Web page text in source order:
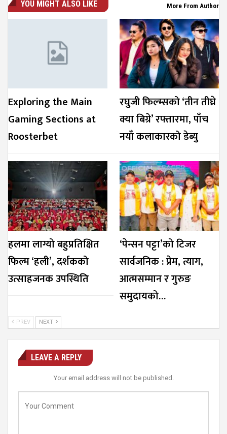
YOU MIGHT ALSO LIKE More From Author
Exploring the Main
Gaming Sections at
Roosterbet
रघुजी फिल्म्सको ‘तीन तीघ्रे
क्या बिग्रे’ रफ्तारमा, पाँच
नयाँ कलाकारको डेब्यु
हलमा लाग्यो बहुप्रतिक्षित
फिल्म ‘हली’, दर्शकको
उत्साहजनक उपस्थिति
‘पेन्सन पट्टा’को टिजर
सार्वजनिक : प्रेम, त्याग,
आत्मसम्मान र गुरुङ
समुदायको…
PREV NEXT
LEAVE A REPLY
Your email address will not be published.